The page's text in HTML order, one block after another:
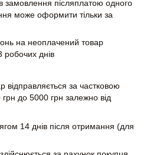
замовлення післяплатою одного
може оформити тільки за
на неоплачений товар
робочих днів
відправляється за частковою
до 5000 грн залежно від
14 днів після отримання (для